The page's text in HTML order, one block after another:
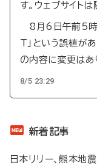
す。ウェブサイトは
8月6日午前5時
T」という誤植が
の内容に変更はあ
8/5 23:29
新着記事
日本リリー、熊本